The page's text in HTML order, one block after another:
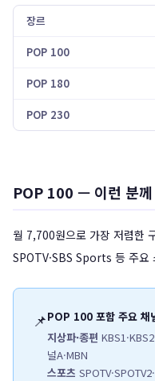
POP 100 — 이런 분께
월 7,700원으로 가장 저렴한
SPOTV·SBS Sports 등 주요
📌POP 100 포함 주요 채
지상파·종편
널A·MBN
스포츠